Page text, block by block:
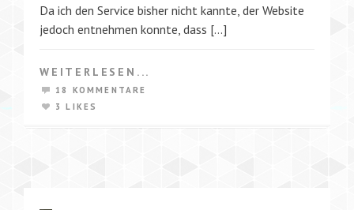
Da ich den Service bisher nicht kannte, der Website
jedoch entnehmen konnte, dass […]
WEITERLESEN...
18 KOMMENTARE
3 LIKES